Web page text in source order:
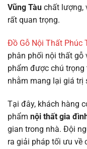
Vũng Tàu chất lượng,
rất quan trọng.
Đồ Gỗ Nội Thất Phúc
phân phối nội thất gỗ
phẩm được chú
nhằm mang lại giá trị
Tại đây, khách hàng
phẩm nội thất gia
gian trong nhà. Đội
ra giải pháp tối ưu về